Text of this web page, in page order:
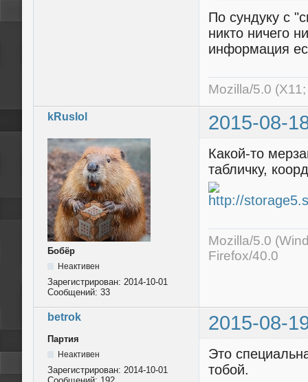
По сундуку с
никто ничего
информация
Mozilla/5.0
kRuslol 2015-08-
Бобёр
Неактивен
Зарегистрирован: 2014-10-01
Сообщений: 33
Какой-то
табличку,
Mozilla/5.0
Firefox/40.0
betrok 2015-08-
Партия
Неактивен
Зарегистрирован: 2014-10-01
Это
тобой.